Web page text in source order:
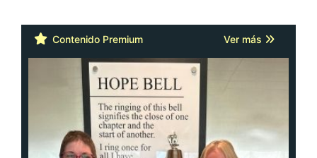
Contenido Premium Ver más